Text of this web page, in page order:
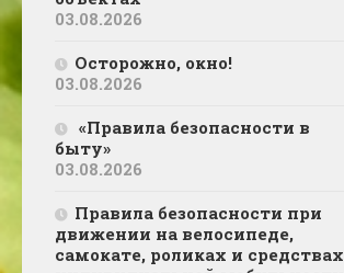
03.08.2026
Осторожно, окно!
03.08.2026
«Правила безопасности в
быту»
03.08.2026
Правила безопасности при
движении на велосипеде,
самокате, роликах и средствах